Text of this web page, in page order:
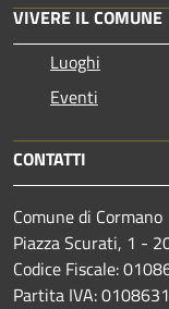
VIVERE IL COMUNE
Luoghi
Eventi
CONTATTI
Comune di Cormano
Piazza Scurati, 1 -
Codice Fiscale:
Partita IVA: